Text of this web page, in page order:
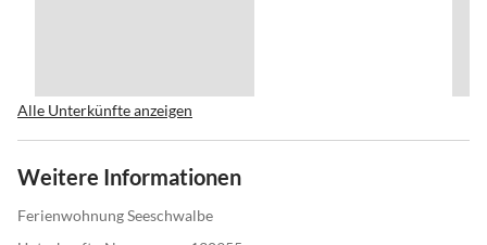
Alle Unterkünfte anzeigen
Weitere Informationen
Ferienwohnung Seeschwalbe